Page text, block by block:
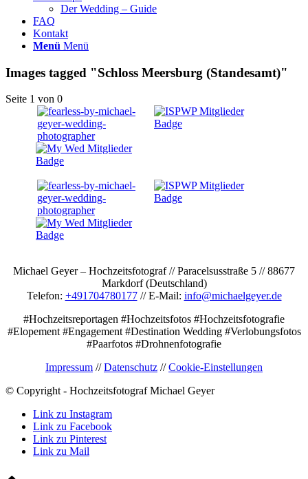
Der Wedding – Guide
FAQ
Kontakt
Menü Menü
Images tagged "Schloss Meersburg (Standesamt)"
Seite 1 von 0
Michael Geyer – Hochzeitsfotograf // Paracelsusstraße 5 // 88677
Markdorf (Deutschland)
Telefon: +491704780177// E-Mail: info@michaelgeyer.de
#Hochzeitsreportagen #Hochzeitsfotos #Hochzeitsfotografie
#Elopement #Engagement #Destination Wedding #Verlobungsfotos
#Paarfotos #Drohnenfotografie
Impressum //Datenschutz //Cookie-Einstellungen
© Copyright - Hochzeitsfotograf Michael Geyer
Link zu Instagram
Link zu Facebook
Link zu Pinterest
Link zu Mail